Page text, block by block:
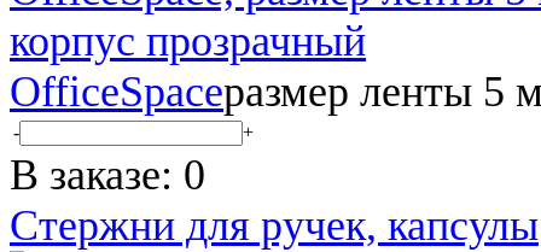
OfficeSpaceразмер ленты 5
- +
В заказе: 0
Стержни для ручек, капсулы